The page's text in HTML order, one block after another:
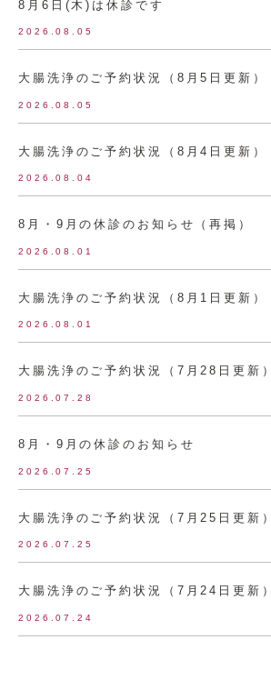
8月6日(木)は休診です
2026.08.05
大腸洗浄のご予約状況（8月5日更新）
2026.08.05
大腸洗浄のご予約状況（8月4日更新）
2026.08.04
8月・9月の休診のお知らせ（再掲）
2026.08.01
大腸洗浄のご予約状況（8月1日更新）
2026.08.01
大腸洗浄のご予約状況（7月28日更新）
2026.07.28
8月・9月の休診のお知らせ
2026.07.25
大腸洗浄のご予約状況（7月25日更新）
2026.07.25
大腸洗浄のご予約状況（7月24日更新）
2026.07.24